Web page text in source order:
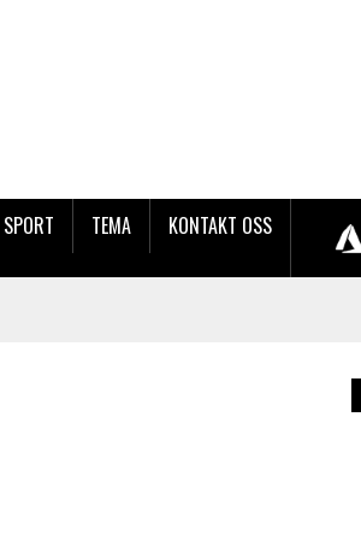
SPORT TEMA KONTAKT OSS